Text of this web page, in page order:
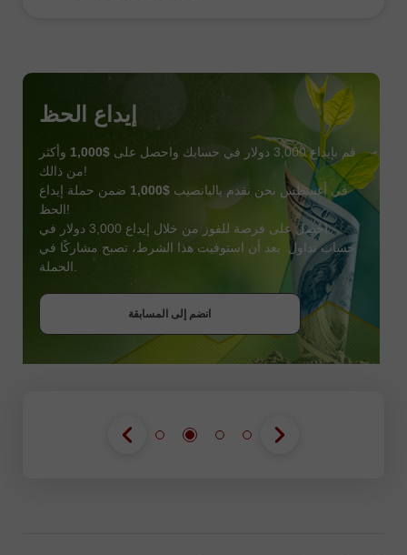
انضم إلى المسابقة
إيداع الحظ
قم بإيداع 3,000 دولار في حسابك واحصل على $1,000
وأكثر
من ذالك!
في أغسطس نحن نقدم باليانصيب $1,000
ضمن حملة إيداع
الحظ!
احصل على فرصة للفوز من خلال إيداع 3,000 دولار في
حساب تداول. بعد أن استوفيت هذا الشرط، تصبح مشاركًا في
انضم إلى المسابقة
احصل على بونص